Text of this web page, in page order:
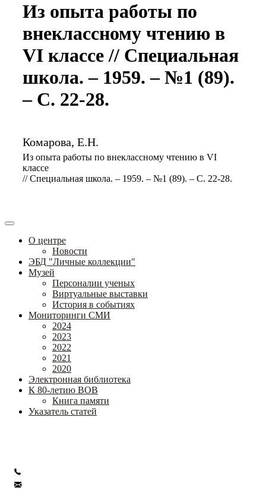
Из опыта работы по
внеклассному чтению в
VI классе // Специальная
школа. – 1959. – №1 (89).
– С. 22-28.
Комарова, Е.Н.
Из опыта работы по внеклассному чтению в VI
классе
// Специальная школа. – 1959. – №1 (89). – С. 22-28.
О центре
Новости
ЭБД "Личные коллекции"
Музей
Персоналии ученых
Виртуальные выставки
История в событиях
Мониторинги СМИ
2024
2023
2022
2021
2020
Электронная библиотека
К 80-летию ВОВ
Книга памяти
Указатель статей